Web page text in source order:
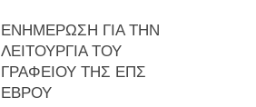
ΕΝΗΜΕΡΩΣΗ ΓΙΑ ΤΗΝ
ΛΕΙΤΟΥΡΓΙΑ ΤΟΥ
ΓΡΑΦΕΙΟΥ ΤΗΣ ΕΠΣ
ΕΒΡΟΥ